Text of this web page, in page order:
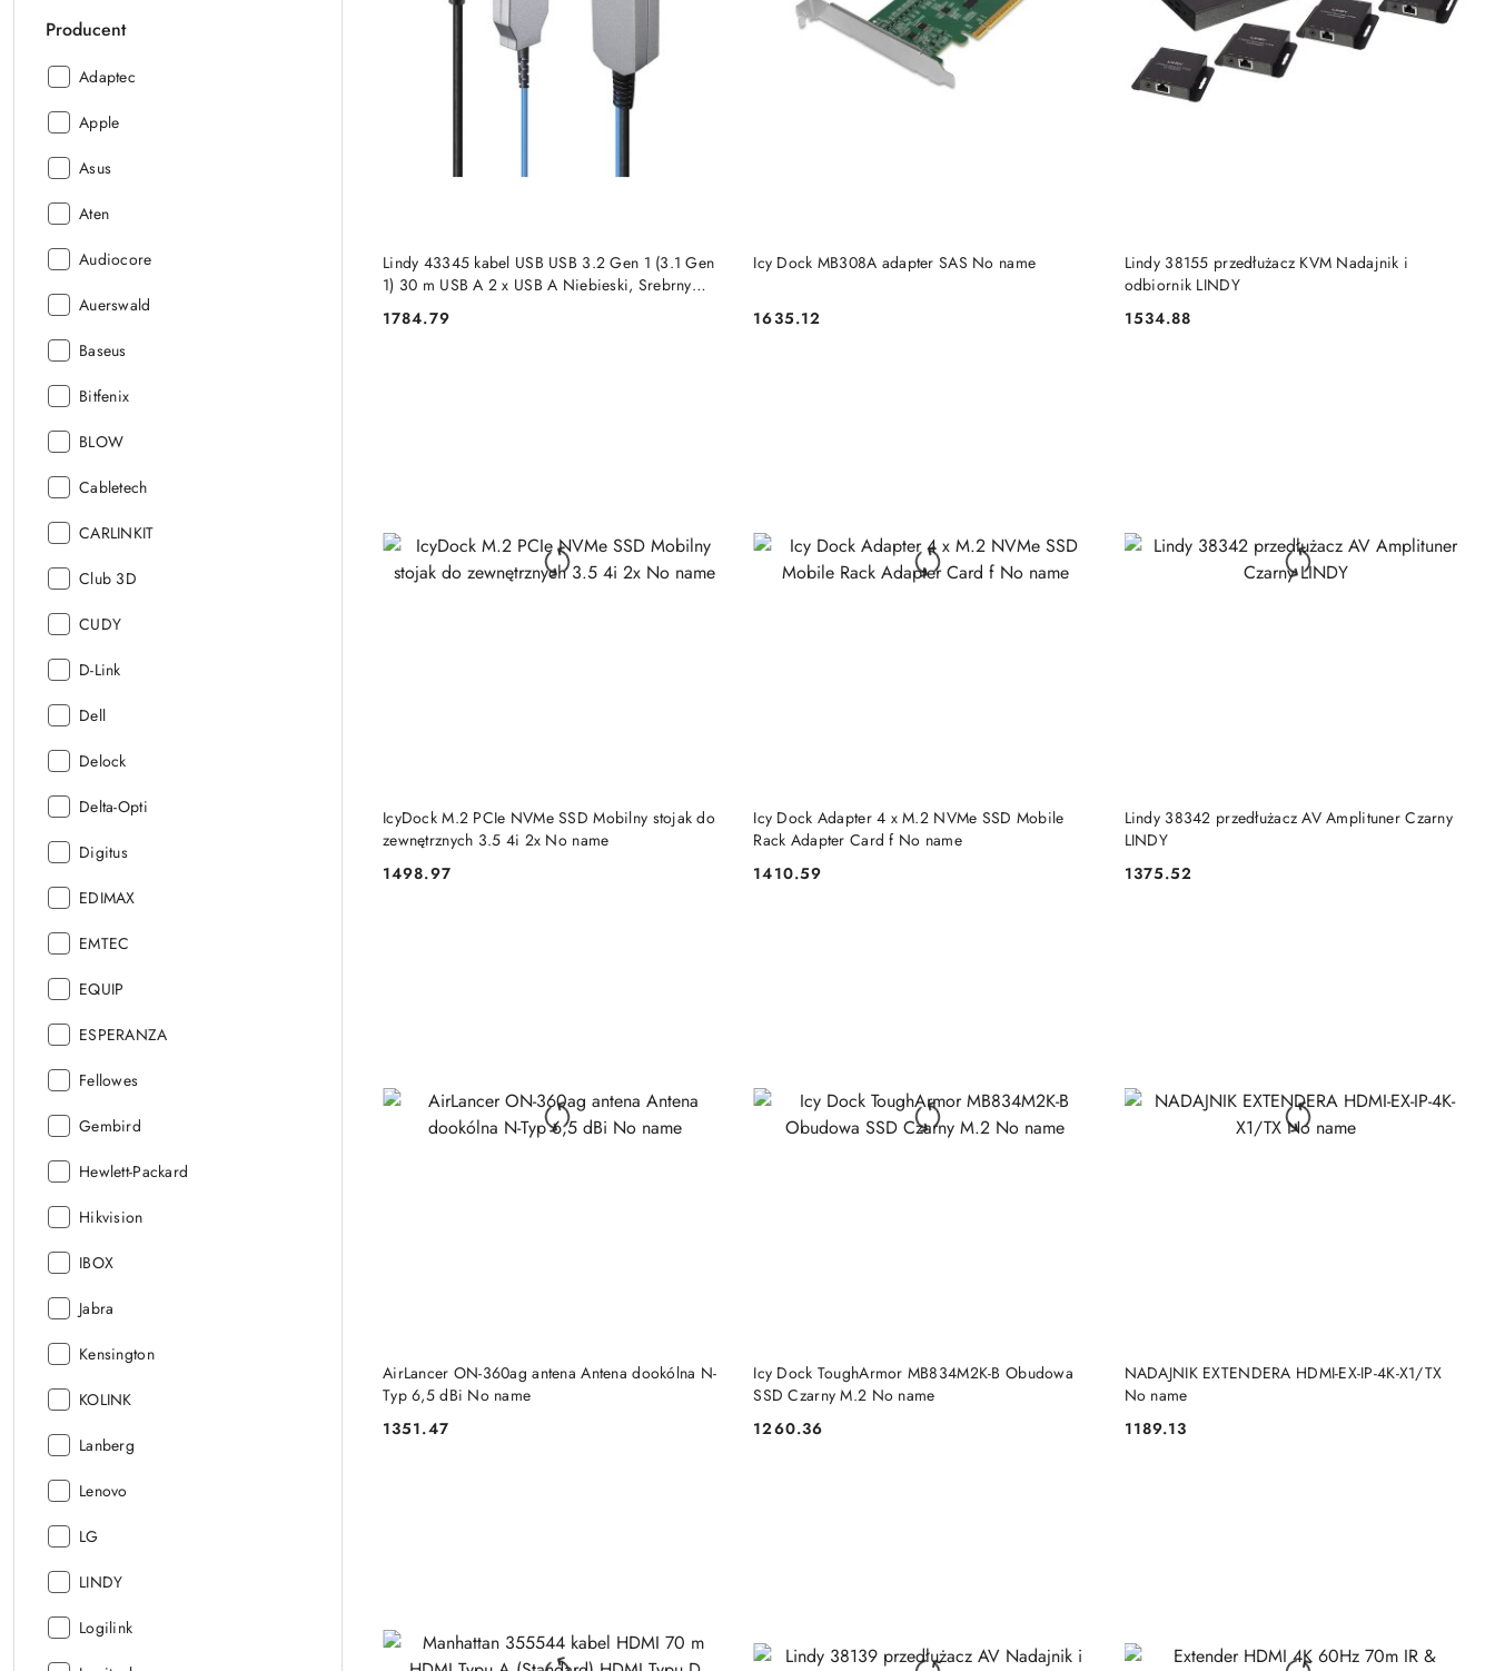
Producent
Producent:
Adaptec
Producent:
Apple
Producent:
Asus
Producent:
Aten
Producent:
Audiocore
Producent:
Auerswald
Producent:
Baseus
Producent:
Bitfenix
Producent:
BLOW
Producent:
Cabletech
Producent:
CARLINKIT
Producent:
Club 3D
Producent:
CUDY
Producent:
D-Link
Producent:
Dell
Producent:
Delock
Producent:
Delta-Opti
Producent:
Digitus
Producent:
EDIMAX
Producent:
EMTEC
Producent:
EQUIP
Producent:
ESPERANZA
Producent:
Fellowes
Producent:
Gembird
Producent:
Hewlett-Packard
Producent:
Hikvision
Producent:
IBOX
Producent:
Jabra
Producent:
Kensington
Producent:
KOLINK
Producent:
Lanberg
Producent:
Lenovo
Producent:
LG
Producent:
LINDY
Producent:
Logilink
Lindy 43345 kabel USB USB 3.2 Gen 1 (3.1 Gen
1) 30 m USB A 2 x USB A Niebieski, Srebrny
Cena:
1784.79
DO KOSZYKA Icy Dock MB308A adapter SAS No name
Cena:
1635.12
DO KOSZYKA
Lindy 38155 przedłużacz KVM Nadajnik i
odbiornik LINDY
Cena:
1534.88
DO KOSZYKA
IcyDock M.2 PCIe NVMe SSD Mobilny stojak do
zewnętrznych 3.5 4i 2x No name
Cena:
1498.97
DO KOSZYKA
Icy Dock Adapter 4 x M.2 NVMe SSD Mobile
Rack Adapter Card f No name
Cena:
1410.59
DO KOSZYKA
Lindy 38342 przedłużacz AV Amplituner Czarny
LINDY
Cena:
1375.52
DO KOSZYKA
AirLancer ON-360ag antena Antena dookólna N-
Typ 6,5 dBi No name
Cena:
1351.47
DO KOSZYKA
Icy Dock ToughArmor MB834M2K-B Obudowa
SSD Czarny M.2 No name
Cena:
1260.36
DO KOSZYKA
NADAJNIK EXTENDERA HDMI-EX-IP-4K-X1/TX
No name
Cena:
1189.13
DO KOSZYKA